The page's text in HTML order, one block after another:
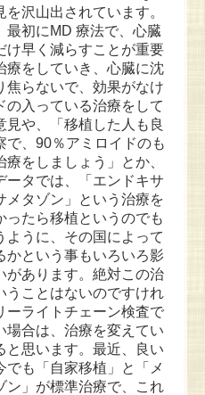
沢山出されています。
最初にMD 療法で、心臓
け早く減らすことが重要
療をしていき、心臓に沈
焦らないで、効果がなけ
の入っている治療をして
見や、「移植した人も良
で、90％アミロイドのも
をしましょう」とか、
ータでは、「エンドキサ
メタゾン」という治療を
ったら移植というのでも
ように、その国によって
かという事もいろいろ影
があります。絶対この治
うことはないのですけれ
ーライトチェーン検査で
場合は、治療を変えてい
と思います。最近、良い
も「自家移植」と「メ
ン」が標準治療で、これ